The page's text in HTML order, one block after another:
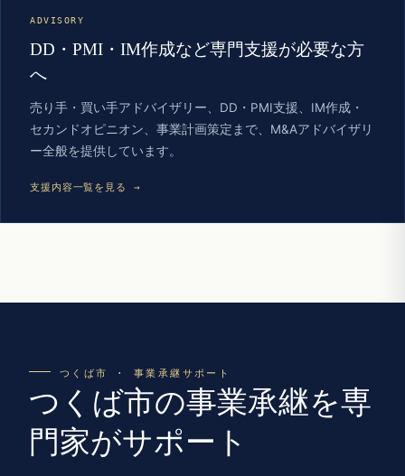
ADVISORY
DD・PMI・IM作成など専門支援が必要な方
へ
売り手・買い手アドバイザリー、DD・PMI支援、IM作成・
セカンドオピニオン、事業計画策定まで、M&Aアドバイザリ
ー全般を提供しています。
支援内容一覧を見る →
つくば市 · 事業承継サポート
つくば市の事業承継を専
門家がサポート